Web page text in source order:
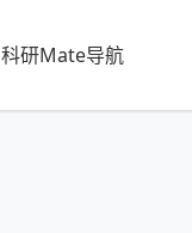
科研Mate导航